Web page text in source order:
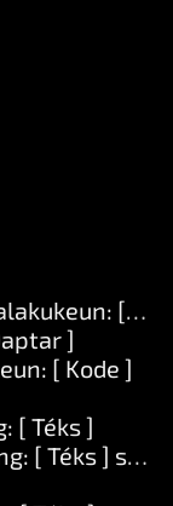
[
]
[ Kode ]
[ Téks ]
[ Téks ]